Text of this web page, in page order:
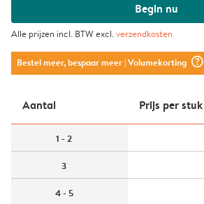
Begin nu
Alle prijzen incl. BTW excl.verzendkosten
Bestel meer, bespaar meer| Volumekorting question_mark_circle
Aantal Prijs per stuk
1 - 2
3
4 - 5